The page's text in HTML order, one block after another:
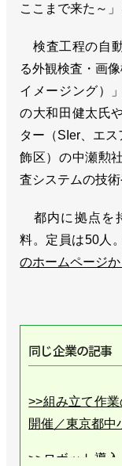
ここまで来た～」
検査工程の自
る外観検査・画
イメージング）
の大和田健太氏
ター（SIer、エ
飾区）の中瀬勲
査システムの技術
都内に拠点を
料。定員は50人
のホームページか
同じ企業の記事
>>組み立て作
開催／東京都中
>>ロボット導